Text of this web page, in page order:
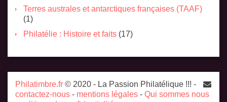
Terres australes et antarctiques françaises (TAAF)
(1)
Philatélie : Histoire et faits (17)
Philatimbre.fr © 2020 - La Passion Philatélique !!! -
contactez-nous - mentions légales - Qui sommes nous